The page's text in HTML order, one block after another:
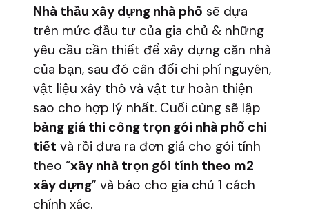
Nhà thầu xây dựng nhà phố sẽ dựa
trên mức đầu tư của gia chủ & những
yêu cầu cần thiết để xây dựng căn nhà
của bạn, sau đó cân đối chi phí nguyên,
vật liệu xây thô và vật tư hoàn thiện
sao cho hợp lý nhất. Cuối cùng sẽ lập
bảng giá thi công trọn gói nhà phố chi
tiết và rồi đưa ra đơn giá cho gói tính
theo “xây nhà trọn gói tính theo m2
xây dựng” và báo cho gia chủ 1 cách
chính xác.